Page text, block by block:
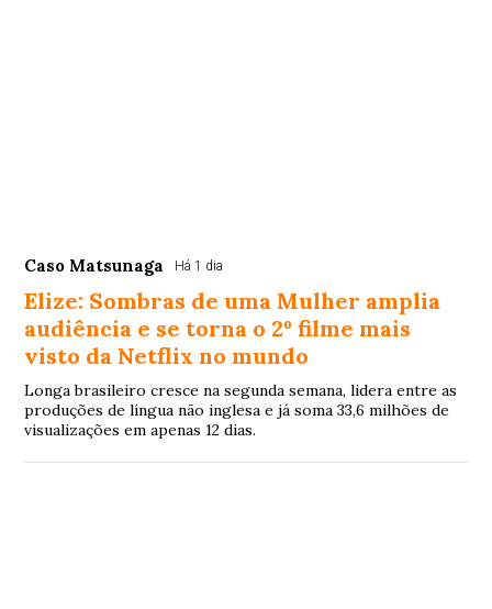
Caso Matsunaga Há 1 dia
Elize: Sombras de uma Mulher amplia
audiência e se torna o 2º filme mais
visto da Netflix no mundo
Longa brasileiro cresce na segunda semana, lidera entre as
produções de língua não inglesa e já soma 33,6 milhões de
visualizações em apenas 12 dias.